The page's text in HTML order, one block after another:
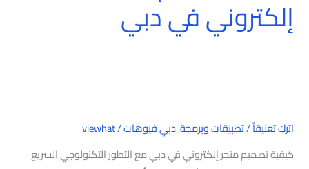
إلكتروني في دبي
اترك تعليقاً/تطبيقات وبرمجة,دبي فيوهات/
viewhat
كيفية تصميم متجر إلكتروني في دبي مع التطور التكنولوجي السريع
متجر
إلكتروني